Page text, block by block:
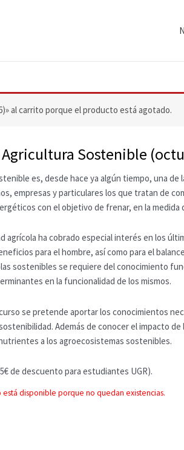
al carrito porque el producto está agotado.
Agricultura Sostenible
es, desde hace ya algún tiempo, una
empresas y particulares los que tratan de
con el objetivo de frenar, en la
agrícola ha cobrado especial interés en los
para el hombre, así como para el
sostenibles se requiere del conocimiento
en la funcionalidad de los mismos.
se pretende aportar los conocimientos
Además de conocer el impacto
a los agroecosistemas sostenibles.
de descuento para estudiantes UGR).
está disponible porque no quedan existencias.